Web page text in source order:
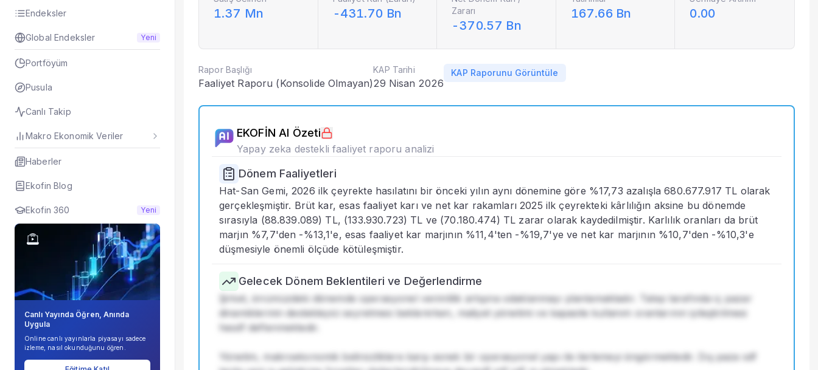
Endeksler
Global Endeksler Yeni
Portföyüm
Pusula
Canlı Takip
Makro Ekonomik Veriler
Haberler
Ekofin Blog
Ekofin 360 Yeni
Canlı Yayında Öğren, Anında
Uygula
Online canlı yayınlarla piyasayı sadece
izleme, nasıl okunduğunu öğren.
Hisseyi Taşıyan Fonlar
Bilançolar
Gelir Tablosu
KAP Haberleri
Faaliyet Raporları
Tarihsel Veriler
Sektör Analizi
Sermaye Artırımları
Temettüler
Fiyat Endeks Değişimi
Şirket Profili
1.37 Mn -431.70 Bn
Zararı
-370.57 Bn
167.66 Bn 0.00
Rapor Başlığı
Faaliyet Raporu (Konsolide Olmayan)
KAP Tarihi
29 Nisan 2026
KAP Raporunu Görüntüle
EKOFİN AI Özeti
Yapay zeka destekli faaliyet raporu analizi
Dönem Faaliyetleri
Hat-San Gemi, 2026 ilk çeyrekte hasılatını bir önceki yılın aynı dönemine göre %17,73 azalışla 680.677.917 TL olarak
gerçekleşmiştir. Brüt kar, esas faaliyet karı ve net kar rakamları 2025 ilk çeyrekteki kârlılığın aksine bu dönemde
sırasıyla (88.839.089) TL, (133.930.723) TL ve (70.180.474) TL zarar olarak kaydedilmiştir. Karlılık oranları da brüt
marjın %7,7'den -%13,1'e, esas faaliyet kar marjının %11,4'ten -%19,7'ye ve net kar marjının %10,7'den -%10,3'e
düşmesiyle önemli ölçüde kötüleşmiştir.
Gelecek Dönem Beklentileri ve Değerlendirme
Şirket, önümüzdeki dönemde operasyonel verimlilik artışına odaklanmayı planlamaktadır. Talep tarafında iç pazar
dinamiklerinin destekleyici seyretmesi beklenirken, maliyet yönetimi ve kapasite kullanım oranlarının iyileştirilmesi
hesdf deflenmektedir.
Yönetim, makroekonomik belirsizliklere karşı esnek bir operasyonel yapı ile ilerlemeyi öngörmektedir. Dış paza sdf